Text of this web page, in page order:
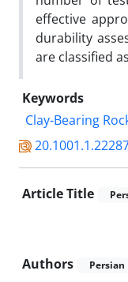
effective
durability
are classified
Keywords
Clay-Bearing
Article Title
Authors Persian